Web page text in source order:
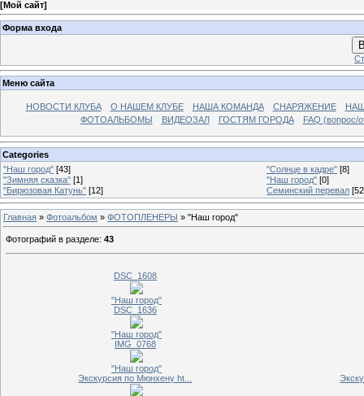
[Мой сайт]
Форма входа
Меню сайта
НОВОСТИ КЛУБА О НАШЕМ КЛУБЕ НАША КОМАНДА СНАРЯЖЕНИЕ
ФОТОАЛЬБОМЫ
ВИДЕОЗАЛ ГОСТЯМ ГОРОДА FAQ (вопрос/
Categories
"Наш город" [43] "Солнце в кадре" [8]
"Зимняя сказка" [1] "Наш город" [0]
"Бирюзовая Катунь" [12] Семинский перевал
Главная » Фотоальбом » ФОТОПЛЕНЕРЫ » "Наш город"
Фотографий в разделе: 43
DSC_1608
"Наш город"
DSC_1636
"Наш город"
IMG_0768
"Наш город"
Экскурсия по Мюнхену ht...